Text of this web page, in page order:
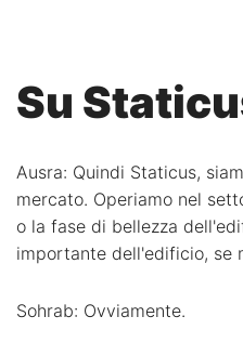
Su
Ausra: Quindi Staticus,
mercato. Operiamo nel
o la fase di bellezza
importante dell'edificio, se
Sohrab: Ovviamente.